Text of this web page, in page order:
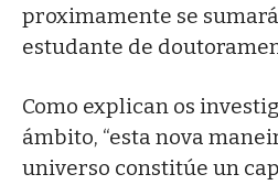
proximamente se
estudante de
Como explican os
ámbito, “esta nova
universo constitúe un